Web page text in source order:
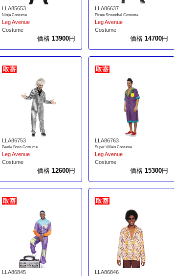
LLA85653
Ninja Costume
Leg Avenue
Costume
価格 13900円
LLA86637
Pirate Scoundrel Costume
Leg Avenue
Costume
価格14700円
LLA86753
Beetle Boss Costume
Leg Avenue
Costume
価格 12600円
LLA86763
Super Villain Costume
Leg Avenue
Costume
価格15300円
LLA86845 LLA86846